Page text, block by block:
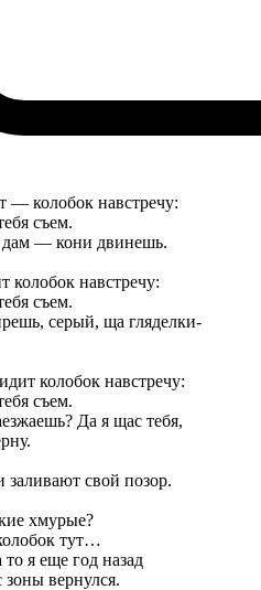
— колобок навстречу:
съем.
— кони двинешь.
колобок навстречу:
съем.
серый, ща гляделки-
колобок навстречу:
съем.
Да я щас тебя,
свой позор.
хмурые?
тут…
я еще год назад
зоны вернулся.